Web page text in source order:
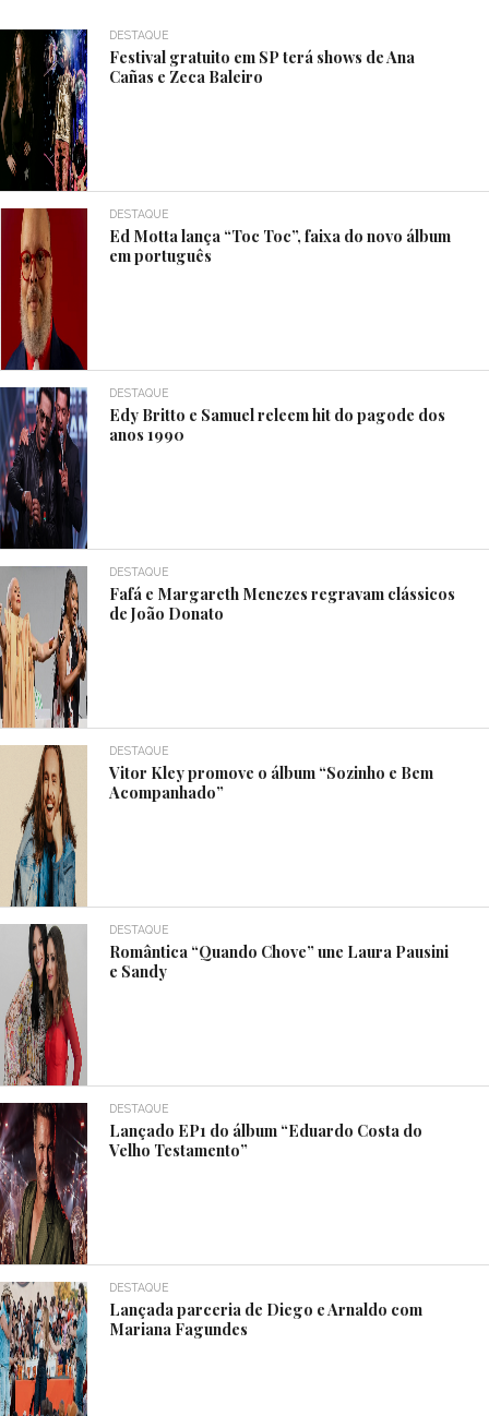
DESTAQUE
Festival gratuito em SP terá shows de Ana
Cañas e Zeca Baleiro
DESTAQUE
Ed Motta lança “Toc Toc”, faixa do novo álbum
em português
DESTAQUE
Edy Britto e Samuel releem hit do pagode dos
anos 1990
DESTAQUE
Fafá e Margareth Menezes regravam clássicos
de João Donato
DESTAQUE
Vitor Kley promove o álbum “Sozinho e Bem
Acompanhado”
DESTAQUE
Romântica “Quando Chove” une Laura Pausini
e Sandy
DESTAQUE
Lançado EP1 do álbum “Eduardo Costa do
Velho Testamento”
DESTAQUE
Lançada parceria de Diego e Arnaldo com
Mariana Fagundes